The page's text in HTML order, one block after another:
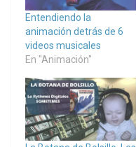
Entendiendo la
animación detrás de 6
videos musicales
En "Animación"